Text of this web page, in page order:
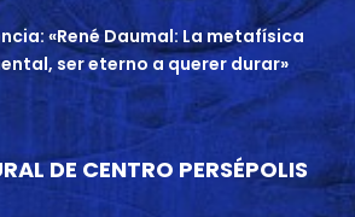
«René Daumal: La metafísica
ser eterno a querer durar»
DE CENTRO PERSÉPOLIS